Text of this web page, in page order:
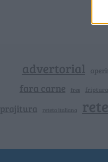
advertorial
fara carne free friptura
prajitura reteta italiana